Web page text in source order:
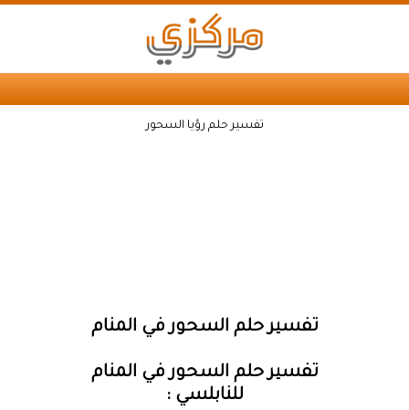
تفسير حلم رؤيا السحور
تفسير حلم السحور في المنام
تفسير حلم السحور في المنام
للنابلسي :